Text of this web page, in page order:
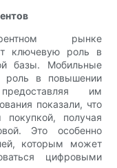
рынке
ключевую роль в
базы. Мобильные
роль в повышении
им
показали, что
получая
Это особенно
которым может
цифровыми